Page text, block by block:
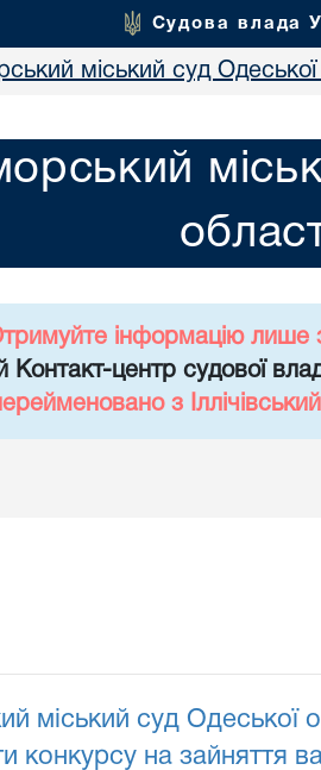
Судова влада
міський суд Одеської
інформацію лише
Контакт-центр судової
з
міський суд
конкурсу на зайняття